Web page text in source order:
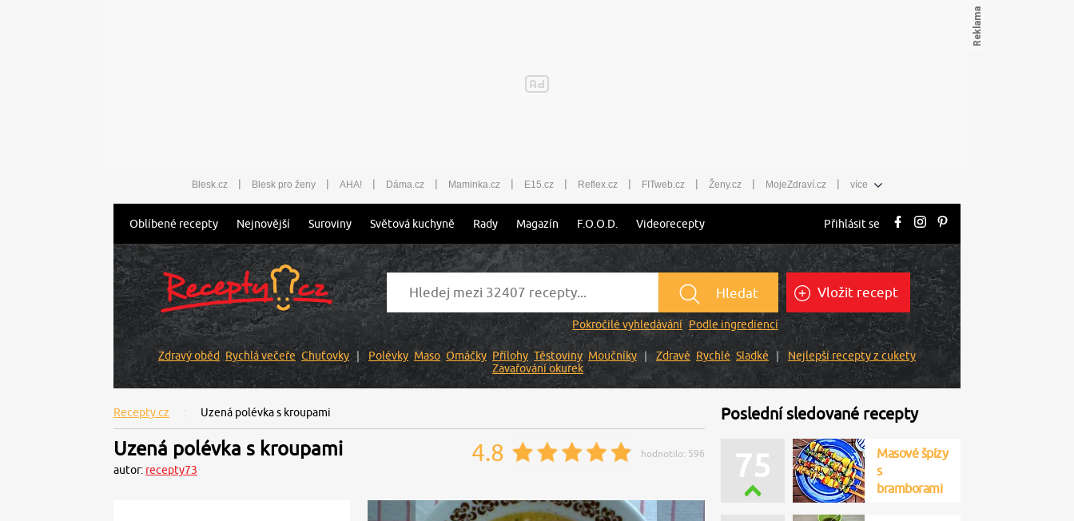
Blesk.cz | Blesk pro ženy | AHA! | Dáma.cz | Maminka.cz | E15.cz | Reflex.cz | FITweb.cz | Ženy.cz | MojeZdraví.cz | více
Oblíbené recepty Nejnovější Suroviny Světová kuchyně Rady Magazín F.O.O.D. Videorecepty Přihlásit se
Hledat
Pokročilé vyhledávání Podle ingrediencí
Vložit recept
Zdravý oběd Rychlá večeře Chuťovky Polévky Maso Omáčky Přílohy Těstoviny Moučníky Zdravé Rychlé Sladké
Nejlepší recepty z cukety
Zavařování okurek
Recepty.cz Uzená polévka s kroupami
Uzená polévka s kroupami
autor: recepty73
4.8 hodnotilo: 596
Poslední sledované recepty
75
Masové špízy
s
bramborami